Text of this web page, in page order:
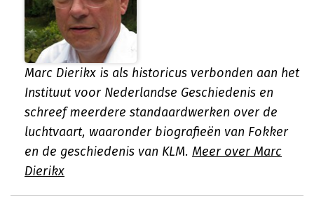
Marc Dierikx is als historicus verbonden aan het
Instituut voor Nederlandse Geschiedenis en
schreef meerdere standaardwerken over de
luchtvaart, waaronder biografieën van Fokker
en de geschiedenis van KLM. Meer over Marc
Dierikx